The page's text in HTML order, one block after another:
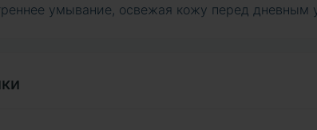
умывание, освежая кожу перед дневным